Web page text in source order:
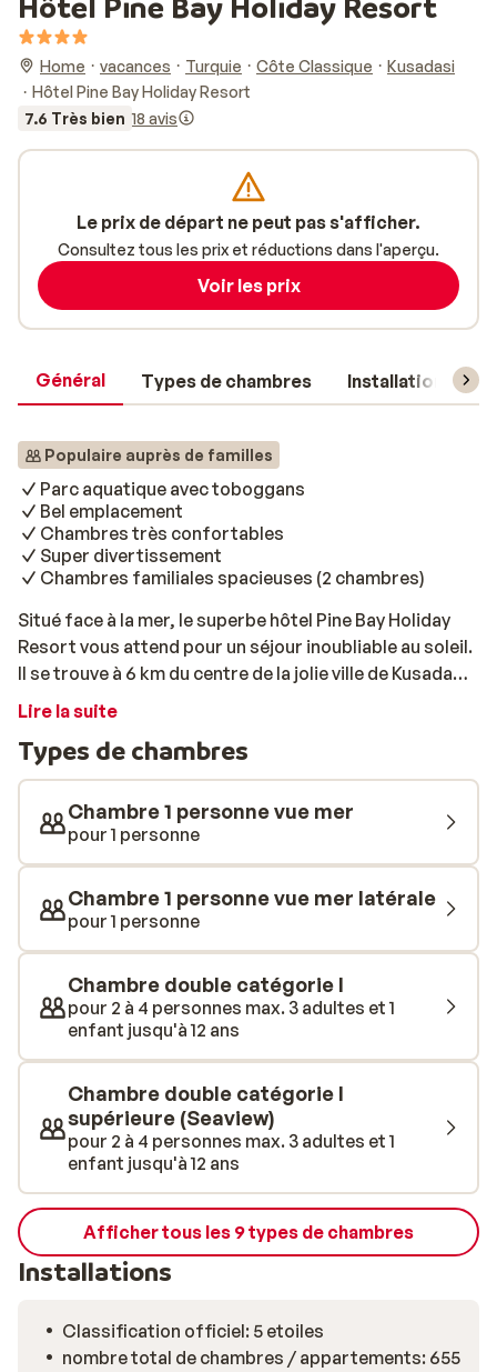
Home vacances Turquie Côte Classique
Kusadasi
Hôtel Pine Bay Holiday Resort
7.6 Très bien 18 avis
Général Types de chambres Installations
Populaire auprès de familles
Parc aquatique avec toboggans
Bel emplacement
Chambres très confortables
Super divertissement
Chambres familiales spacieuses (2 chambres)
Situé face à la mer, le superbe hôtel Pine Bay Holiday
Resort vous attend pour un séjour inoubliable au soleil.
Il se trouve à 6 km du centre de la jolie ville de Kusadasi,
que vous pourrez rejoindre en dolmus (petit bus). Le
vous pourrez pleinement profiter des plaisirs de la mer.
Vous séjournerez dans de belles chambres modernes
et spacieuses, réparties dans plusieurs bâtiments qui
se trouvent au cœur d’un joli jardin. Vous vous y
sentirez comme chez vous, pour un repos bien mérité.
Vous ne pourrez pas vous ennuyer pendant vos
vacances: l’hôtel offre toute une gamme
d’installations de loisirs afin de vous divertir. Vous
trois bassins pour enfants, des toboggans, de terrains
de tennis, de plusieurs activités sportives comme le
beach-volley et bien plus encore. L’hôtel est très
apprécié des familles avec enfants, puisqu’il dispose
d’un Mini-club et d’un large programme d’animations.
Les amateurs de farniente seront ravis de se détendre
au centre de bien-être, qui se compose d’un sauna, de
bains turcs et d’une salle de sport. Les gourmands ne
seront pas en reste avec les 5 restaurants du
complexe. Ils pourront y déguster de délicieux mets
italiens, mexicains, turcs, et méditerranéens. De quoi
satisfaire toutes les papilles! Après un bon repas, vous
l’amphithéâtre de l’hôtel.
Lire la suite
Types de chambres
Chambre 1 personne vue mer
pour 1 personne
Chambre 1 personne vue mer latérale
pour 1 personne
Chambre double catégorie I
pour 2 à 4 personnes max. 3 adultes et 1
enfant jusqu'à 12 ans
Chambre double catégorie I
supérieure (Seaview)
pour 2 à 4 personnes max. 3 adultes et 1
enfant jusqu'à 12 ans
Afficher tous les 9 types de chambres
Installations
Classification officiel: 5 etoiles
nombre total de chambres / appartements: 655
Le prix de départ ne peut pas s'afficher.
Consultez tous les prix et réductions dans l'aperçu.
Voir les prix